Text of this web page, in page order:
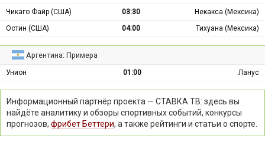
Чикаго Файр (США)
03:30
Некакса (Мексика)
Остин (США)
04:00 Тихуана (Мексика)
Аргентина: Примера
Унион 01:00 Ланус
Информационный партнёр проекта — СТАВКА ТВ: здесь вы
найдёте аналитику и обзоры спортивных событий, конкурсы
прогнозов, фрибет Беттери, а также рейтинги и статьи о спорте.